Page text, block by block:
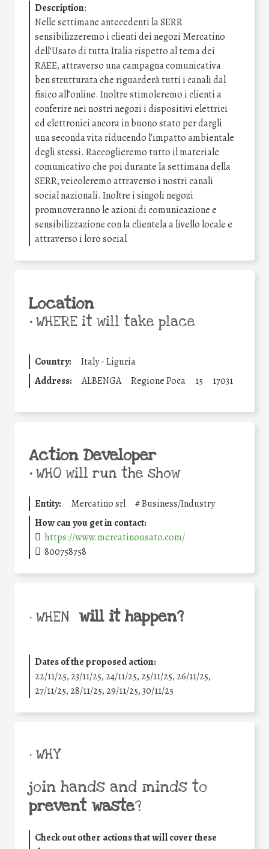
Description:
Nelle settimane antecedenti la SERR
sensibilizzeremo i clienti dei negozi Mercatino
dell’Usato di tutta Italia rispetto al tema dei
RAEE, attraverso una campagna comunicativa
ben strutturata che riguarderà tutti i canali dal
fisico all’online. Inoltre stimoleremo i clienti a
conferire nei nostri negozi i dispositivi elettrici
ed elettronici ancora in buono stato per dargli
una seconda vita riducendo l’impatto ambientale
degli stessi. Raccoglieremo tutto il materiale
comunicativo che poi durante la settimana della
SERR, veicoleremo attraverso i nostri canali
social nazionali. Inoltre i singoli negozi
promuoveranno le azioni di comunicazione e
sensibilizzazione con la clientela a livello locale e
attraverso i loro social
Location
•WHERE it will take place
Country:
Italy - Liguria
Address:
ALBENGA Regione Poca 15 17031
Action Developer
•WHO will run the show
Entity: Mercatino srl #Business/Industry
How can you get in contact:
https://www.mercatinousato.com/
800758758
• WHEN will it happen?
Dates of the proposed action:
22/11/25, 23/11/25, 24/11/25, 25/11/25, 26/11/25,
27/11/25, 28/11/25, 29/11/25,30/11/25
• WHY
join hands and minds to
prevent waste?
Check out other actions that will cover these